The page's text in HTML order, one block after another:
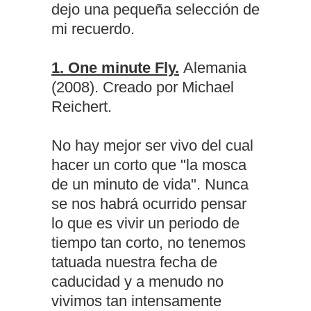
dejo una pequeña selección de
mi recuerdo.
1. One minute Fly. Alemania
(2008). Creado por Michael
Reichert.
No hay mejor ser vivo del cual
hacer un corto que "la mosca
de un minuto de vida". Nunca
se nos habrá ocurrido pensar
lo que es vivir un periodo de
tiempo tan corto, no tenemos
tatuada nuestra fecha de
caducidad y a menudo no
vivimos tan intensamente